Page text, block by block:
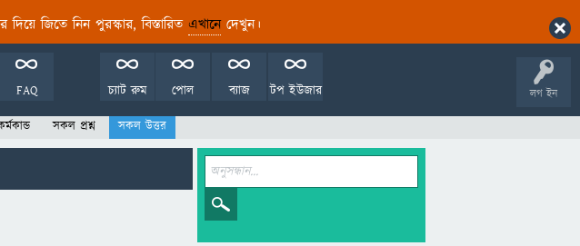
দিয়ে জিতে নিন পুরস্কার, বিস্তারিত এখানেদেখুন।
লগ ইন
FAQ টপ ইউজার
ব্যাজ
পোল
চ্যাট রুম
সকল প্রশ্ন সকল উত্তর